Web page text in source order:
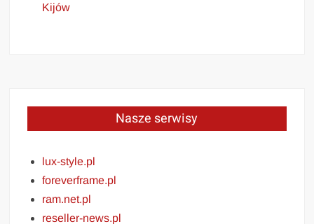
Kijów
Nasze serwisy
lux-style.pl
foreverframe.pl
ram.net.pl
reseller-news.pl